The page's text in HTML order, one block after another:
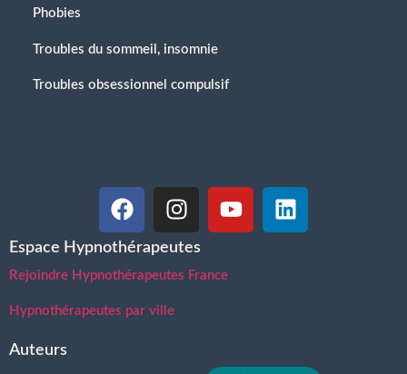
Phobies
Troubles du sommeil, insomnie
Troubles obsessionnel compulsif
Espace Hypnothérapeutes
Rejoindre Hypnothérapeutes France
Hypnothérapeutes par ville
Auteurs